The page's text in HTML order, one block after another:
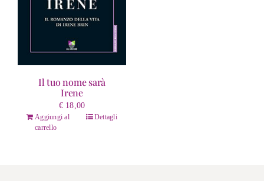
Il tuo nome sarà
Irene
€18,00
Aggiungi al
carrello
Dettagli